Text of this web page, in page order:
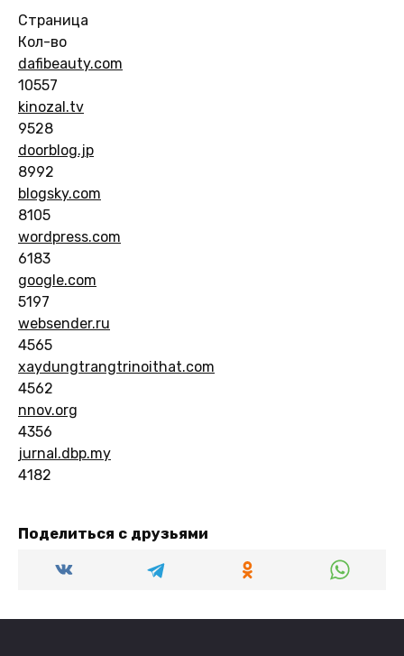
Страница
Кол-во
dafibeauty.com
10557
kinozal.tv
9528
doorblog.jp
8992
blogsky.com
8105
wordpress.com
6183
google.com
5197
websender.ru
4565
xaydungtrangtrinoithat.com
4562
nnov.org
4356
jurnal.dbp.my
4182
Поделиться с друзьями